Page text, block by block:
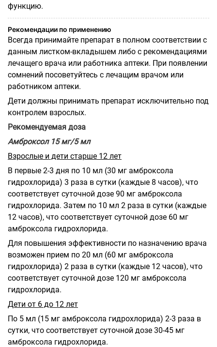
функцию.
Рекомендации по применению
Всегда принимайте препарат в полном соответствии с
данным листком-вкладышем либо с рекомендациями
лечащего врача или работника аптеки. При появлении
сомнений посоветуйтесь с лечащим врачом или
работником аптеки.
Дети должны принимать препарат исключительно под
контролем взрослых.
Рекомендуемая доза
Амброксол 15 мг/5 мл
Взрослые и дети старше 12 лет
В первые 2-3 дня по 10 мл (30 мг амброксола
гидрохлорида) 3 раза в сутки (каждые 8 часов), что
соответствует суточной дозе 90 мг амброксола
гидрохлорида. Затем по 10 мл 2 раза в сутки (каждые
12 часов), что соответствует суточной дозе 60 мг
амброксола гидрохлорида.
Для повышения эффективности по назначению врача
возможен прием по 20 мл (60 мг амброксола
гидрохлорида) 2 раза в сутки (каждые 12 часов), что
соответствует суточной дозе 120 мг амброксола
гидрохлорида.
Дети от 6 до 12 лет
По 5 мл (15 мг амброксола гидрохлорида) 2-3 раза в
сутки, что соответствует суточной дозе 30-45 мг
амброксола гидрохлорида.